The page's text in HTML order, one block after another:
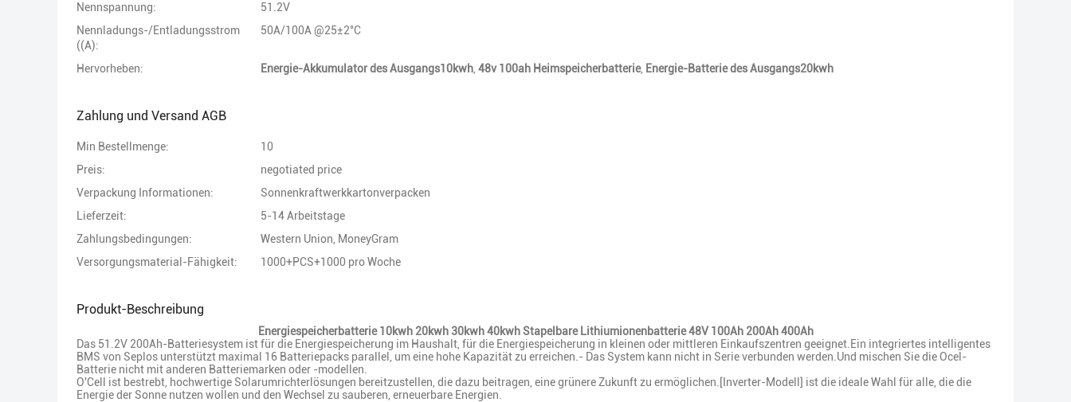
Nennspannung:
51.2V
Nennladungs-/Entladungsstrom
((A):
50A/100A @25±2°C
Hervorheben: Energie-Akkumulator des Ausgangs10kwh 48v 100ah Heimspeicherbatterie, Energie-Batterie des Ausgangs20kwh
Zahlung und Versand AGB
Min Bestellmenge:
10
Preis:
negotiated price
Verpackung Informationen:
Sonnenkraftwerkkartonverpacken
Lieferzeit:
5-14 Arbeitstage
Zahlungsbedingungen:
Western Union, MoneyGram
Versorgungsmaterial-Fähigkeit:
1000+PCS+1000 pro Woche
Produkt-Beschreibung
Energiespeicherbatterie 10kwh 20kwh 30kwh 40kwh Stapelbare Lithiumionenbatterie 48V 100Ah 200Ah 400Ah
Das 51.2V 200Ah-Batteriesystem ist für die Energiespeicherung im Haushalt, für die Energiespeicherung in kleinen oder mittleren Einkaufszentren geeignet.Ein integriertes intelligentes
BMS von Seplos unterstützt maximal 16 Batteriepacks parallel, um eine hohe Kapazität zu erreichen.- Das System kann nicht in Serie verbunden werden.Und mischen Sie die Ocel-
Batterie nicht mit anderen Batteriemarken oder -modellen.
O'Cell ist bestrebt, hochwertige Solarumrichterlösungen bereitzustellen, die dazu beitragen, eine grünere Zukunft zu ermöglichen.[Inverter-Modell] ist die ideale Wahl für alle, die die
Energie der Sonne nutzen wollen und den Wechsel zu sauberen, erneuerbare Energien.